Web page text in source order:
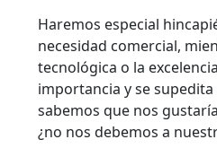
Haremos especial
necesidad comercial,
tecnológica o la
importancia y se
sabemos que nos
¿no nos debemos a